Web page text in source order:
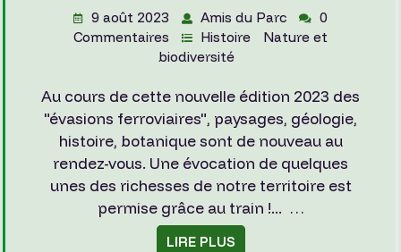
9 août 2023 Amis du Parc
0
Commentaires
Histoire
Nature et
biodiversité
Au cours de cette nouvelle édition 2023 des
"évasions ferroviaires", paysages, géologie,
histoire, botanique sont de nouveau au
rendez-vous. Une évocation de quelques
unes des richesses de notre territoire est
permise grâce au train !... …
LIRE PLUS